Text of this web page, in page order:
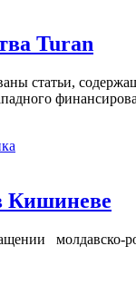
Turan
статьи,
Кишиневе
молдавско-